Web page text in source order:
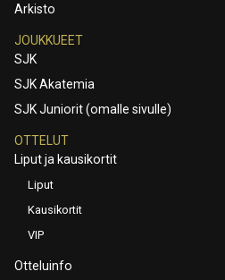
Arkisto
JOUKKUEET
SJK
SJK Akatemia
SJK Juniorit (omalle sivulle)
OTTELUT
Liput ja kausikortit
Liput
Kausikortit
VIP
Otteluinfo